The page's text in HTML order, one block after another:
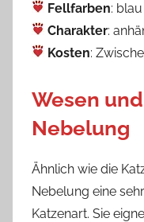
Fellfarben:
Charakter:
Kosten:
Wesen
Nebelung
Ähnlich wie die
Nebelung eine
Katzenart. Sie